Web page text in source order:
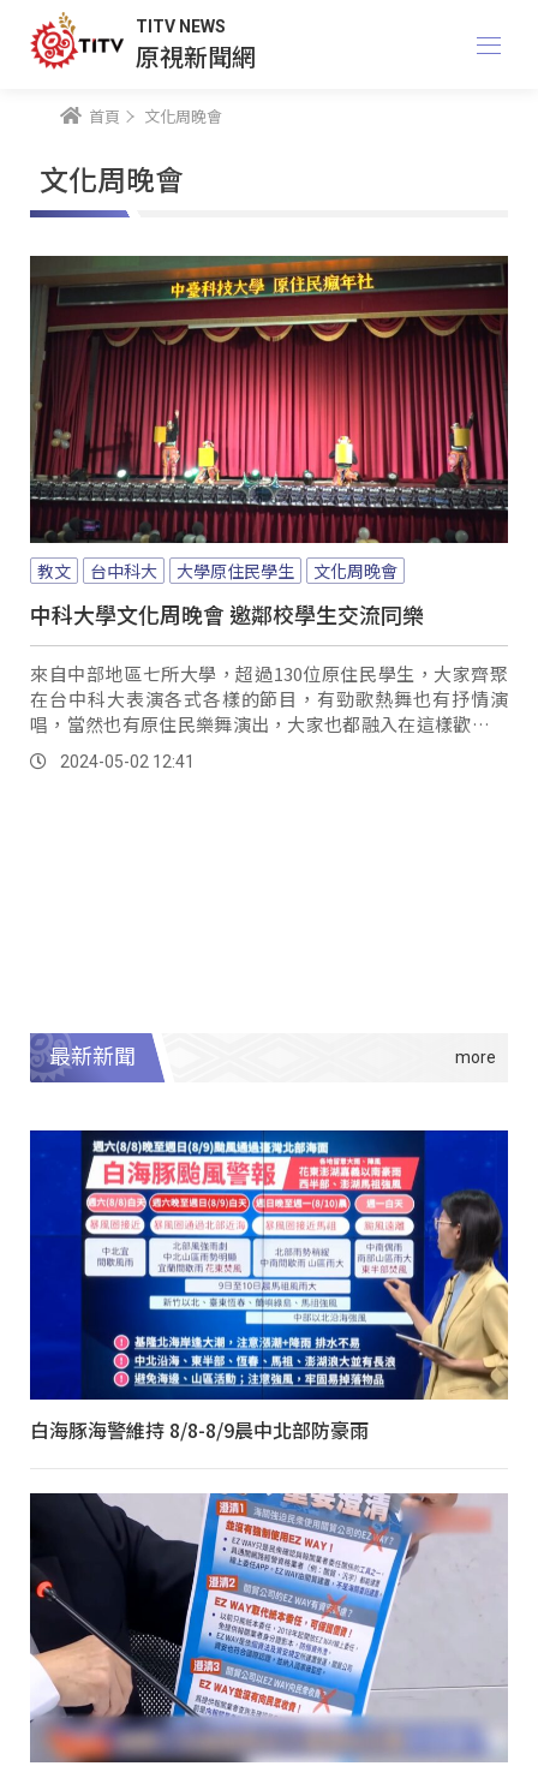
TITV NEWS
原視新聞網
首頁 文化周晚會
文化周晚會
教文 台中科大 大學原住民學生 文化周晚會
中科大學文化周晚會 邀鄰校學生交流同樂
來自中部地區七所大學，超過130位原住民學生，大家齊聚
在台中科大表演各式各樣的節目，有勁歌熱舞也有抒情演
唱，當然也有原住民樂舞演出，大家也都融入在這樣歡樂的
氣氛中。
2024-05-02 12:41
最新新聞
白海豚海警維持 8/8-8/9晨中北部防豪雨